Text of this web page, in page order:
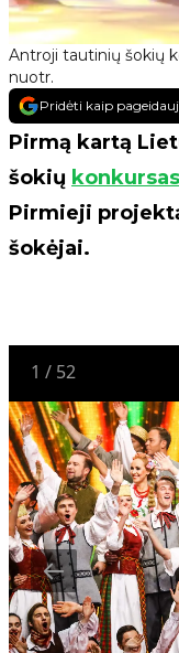
Antroji tautinių šokių
nuotr.
Pridėti kaip
Pirmą kartą
šokių konkursas
Pirmieji
šokėjai.
1 / 52